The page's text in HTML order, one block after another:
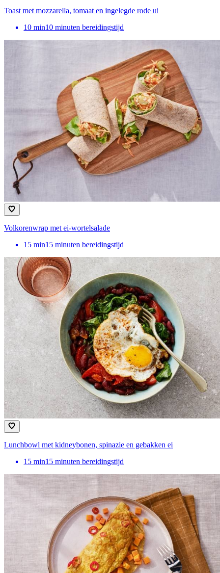
Toast met mozzarella, tomaat en ingelegde rode ui
10 min10 minuten bereidingstijd
Volkorenwrap met ei-wortelsalade
15 min15 minuten bereidingstijd
Lunchbowl met kidneybonen, spinazie en gebakken ei
15 min15 minuten bereidingstijd